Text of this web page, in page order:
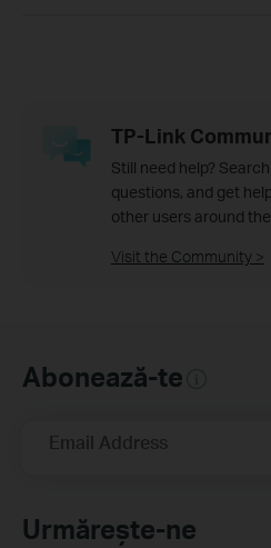
TP-Link
Still need help?
questions, and get
other users around
Visit the Community >
Abonează-te
Email Address
Urmărește-ne